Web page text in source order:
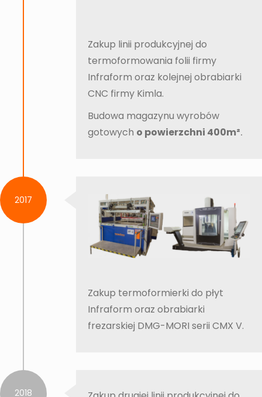
Zakup linii produkcyjnej do
termoformowania folii firmy
Infraform oraz kolejnej obrabiarki
CNC firmy Kimla.
Budowa magazynu wyrobów
gotowych o powierzchni 400m².
Zakup termoformierki do płyt
Infraform oraz obrabiarki
frezarskiej DMG-MORI serii CMX V.
2017
2018